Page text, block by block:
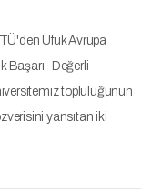
Ufuk Avrupa
Başarı Değerli
topluluğunun
yansıtan iki